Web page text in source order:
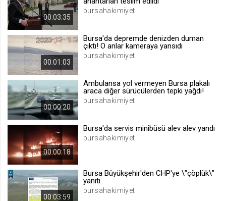
1 yıl
voteLike*
.web.tv
1 ay
.web.tv
00:03:35
bursahakimiyet
00:01:03
Bursa'da depremde denizden duman
çıktı! O anlar kameraya yansıdı
bursahakimiyet
00:00:20
Ambulansa yol vermeyen Bursa plakalı
araca diğer sürücülerden tepki yağdı!
bursahakimiyet
00:00:18
Bursa'da servis minibüsü alev alev yandı
bursahakimiyet
00:03:59
Bursa Büyükşehir'den CHP'ye \"çöplük\"
yanıtı
bursahakimiyet